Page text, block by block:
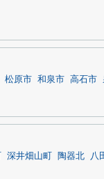
松原市 和泉市 高石市
深井畑山町 陶器北 八